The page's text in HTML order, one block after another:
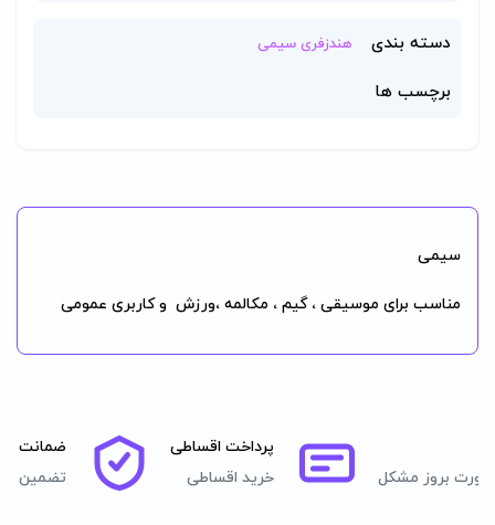
دسته بندی هندزفری سیمی
برچسب ها
سیمی
مناسب برای موسیقی ، گیم ، مکالمه ،ورزش و کاربری عمومی
بروز مشکل
پرداخت اقساطی
خرید اقساطی
ضمانت
تضمین